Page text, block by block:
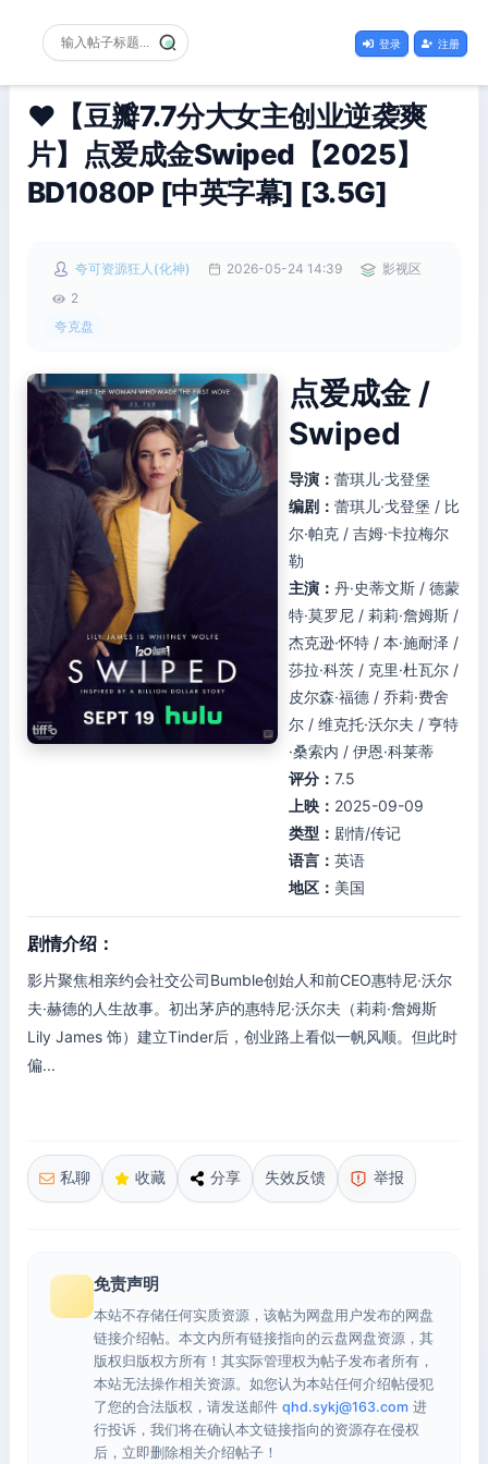
登录 注册
❤️【豆瓣7.7分大女主创业逆袭爽
片】点爱成金Swiped【2025】
BD1080P [中英字幕] [3.5G]
夸可资源狂人(化神) 2026-05-24 14:39
影视区
2
夸克盘
点爱成金 /
Swiped
导演： 蕾琪儿·戈登堡
编剧： 蕾琪儿·戈登堡 / 比
尔·帕克 / 吉姆·卡拉梅尔
勒
主演： 丹·史蒂文斯 / 德蒙
特·莫罗尼 / 莉莉·詹姆斯 /
杰克逊·怀特 / 本·施耐泽 /
莎拉·科茨 / 克里·杜瓦尔 /
皮尔森·福德 / 乔莉·费舍
尔 / 维克托·沃尔夫 / 亨特
·桑索内 / 伊恩·科莱蒂
评分： 7.5
上映： 2025-09-09
类型： 剧情/传记
语言： 英语
地区： 美国
剧情介绍：
影片聚焦相亲约会社交公司Bumble创始人和前CEO惠特尼·沃尔
夫·赫德的人生故事。初出茅庐的惠特尼·沃尔夫（莉莉·詹姆斯
Lily James 饰）建立Tinder后，创业路上看似一帆风顺。但此时
偏...
私聊 收藏 分享 失效反馈 举报
免责声明
本站不存储任何实质资源，该帖为网盘用户发布的网盘
链接介绍帖。本文内所有链接指向的云盘网盘资源，其
版权归版权方所有！其实际管理权为帖子发布者所有，
本站无法操作相关资源。如您认为本站任何介绍帖侵犯
了您的合法版权，请发送邮件 qhd.sykj@163.com 进
行投诉，我们将在确认本文链接指向的资源存在侵权
后，立即删除相关介绍帖子！